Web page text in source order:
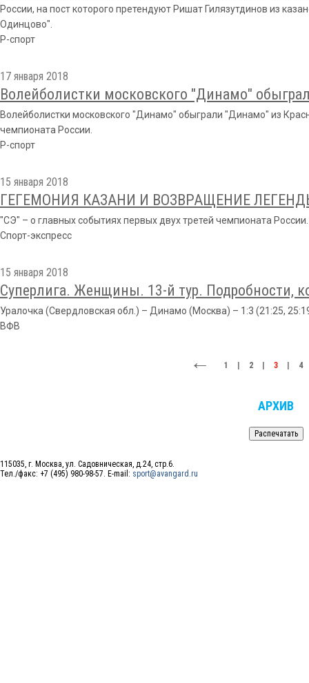
России, на пост которого претендуют Ришат Гилязутдинов из
Одинцово".
Р-спорт
17 января 2018
Волейболистки московского "Динамо"
Волейболистки московского "Динамо" обыграли "Динамо" из
чемпионата России.
Р-спорт
15 января 2018
ГЕГЕМОНИЯ КАЗАНИ И ВОЗВРАЩЕНИЕ
"СЭ" – о главных событиях первых двух третей чемпионата России.
Спорт-экспресс
15 января 2018
Суперлига. Женщины. 13-й тур. Подробности,
Уралочка (Свердловская обл.) – Динамо (Москва) – 1:3 (21:25,
ВФВ
1 2 3 4
АРХИВ
115035, г. Москва, ул. Садовническая, д.24, стр.6.
Тел./факс: +7 (495) 980-98-57. E-mail: sport@avangard.ru